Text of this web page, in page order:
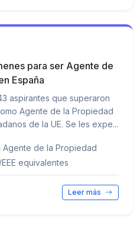
para ser Agente de
España
aspirantes que superaron
Agente de la Propiedad
de la UE. Se les expe...
de la Propiedad
equivalentes
Leer más